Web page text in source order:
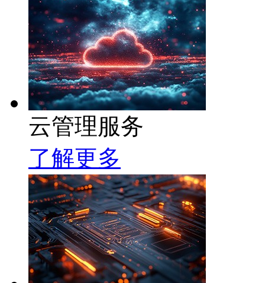
云管理服务
了解更多